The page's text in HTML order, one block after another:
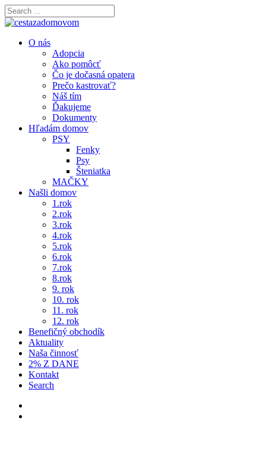
O nás
Adopcia
Ako pomôcť
Čo je dočasná opatera
Prečo kastrovať?
Náš tím
Ďakujeme
Dokumenty
Hľadám domov
PSY
Fenky
Psy
Šteniatka
MAČKY
Našli domov
1.rok
2.rok
3.rok
4.rok
5.rok
6.rok
7.rok
8.rok
9. rok
10. rok
11. rok
12. rok
Benefičný obchodík
Aktuality
Naša činnosť
2% Z DANE
Kontakt
Search